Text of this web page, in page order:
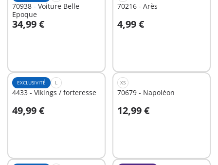
70938 - Voiture Belle
Epoque
34,99 €
Au panier
70216 - Arès
4,99 €
Au panier
EXCLUSIVITÉ L
4433 - Vikings / forteresse
49,99 €
Au panier
XS
70679 - Napoléon
12,99 €
Au panier